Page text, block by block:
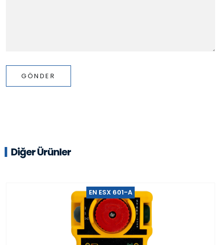
GÖNDER
Diğer Ürünler
EN ESX 601-A